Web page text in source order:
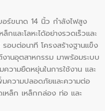
อร์ขนาด 14 นิ้ว กำลังไฟสูง
และโลหะได้อย่างรวดเร็วและ
อบต่อนาที โครงสร้างฐานแข็ง
งานอุตสาหกรรม มาพร้อมระบบ
วามยืดหยุ่นในการใช้งาน และ
ความปลอดภัยและความต่อ
เหล็ก เหล็กกล่อง ท่อ และ